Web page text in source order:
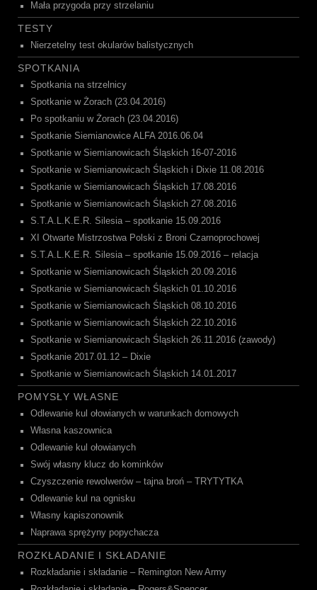
Mała przygoda przy strzelaniu
TESTY
Nierzetelny test okularów balistycznych
SPOTKANIA
Spotkania na strzelnicy
Spotkanie w Żorach (23.04.2016)
Po spotkaniu w Żorach (23.04.2016)
Spotkanie Siemianowice ALFA 2016.06.04
Spotkanie w Siemianowicach Śląskich 16-07-2016
Spotkanie w Siemianowicach Śląskich i Dixie 11.08.2016
Spotkanie w Siemianowicach Śląskich 17.08.2016
Spotkanie w Siemianowicach Śląskich 27.08.2016
S.T.A.L.K.E.R. Silesia – spotkanie 15.09.2016
XI Otwarte Mistrzostwa Polski z Broni Czarnoprochowej
S.T.A.L.K.E.R. Silesia – spotkanie 15.09.2016 – relacja
Spotkanie w Siemianowicach Śląskich 20.09.2016
Spotkanie w Siemianowicach Śląskich 01.10.2016
Spotkanie w Siemianowicach Śląskich 08.10.2016
Spotkanie w Siemianowicach Śląskich 22.10.2016
Spotkanie w Siemianowicach Śląskich 26.11.2016 (zawody)
Spotkanie 2017.01.12 – Dixie
Spotkanie w Siemianowicach Śląskich 14.01.2017
POMYSŁY WŁASNE
Odlewanie kul ołowianych w warunkach domowych
Własna kaszownica
Odlewanie kul ołowianych
Swój własny klucz do kominków
Czyszczenie rewolwerów – tajna broń – TRYTYTKA
Odlewanie kul na ognisku
Własny kapiszonownik
Naprawa sprężyny popychacza
ROZKŁADANIE I SKŁADANIE
Rozkładanie i składanie – Remington New Army